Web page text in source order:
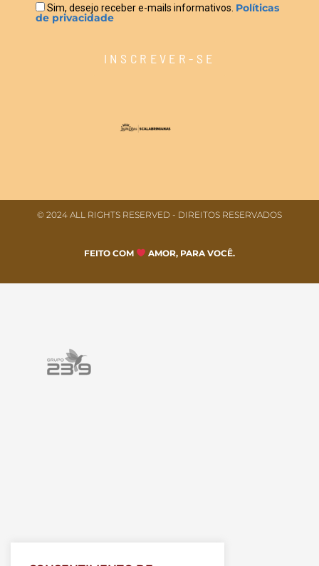
Sim, desejo receber e-mails informativos. Políticas
de privacidade
INSCREVER-SE
© 2024 ALL RIGHTS RESERVED​ - DIREITOS RESERVADOS
FEITO COM AMOR, PARA VOCÊ.